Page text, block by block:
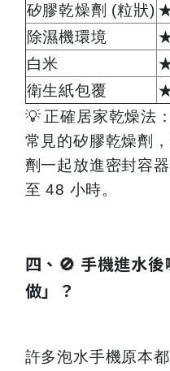
矽膠乾燥劑 (粒狀)
除濕機環境
白米
衛生紙包覆
💡 正確居家乾燥法
常見的矽膠乾燥劑
劑一起放進密封容
至 48 小時。
四、🚫 手機進水
做」？
許多泡水手機原本